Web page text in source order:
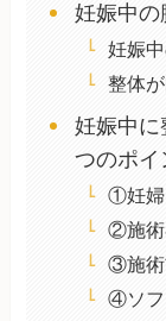
妊娠中の
妊娠
整体
妊娠中に
つのポイ
①妊婦
②施術
③施術
④ソフ